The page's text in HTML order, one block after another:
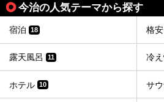
今治の人気テーマから探す
宿泊 18 格
露天風呂 11 冷
ホテル 10 サ